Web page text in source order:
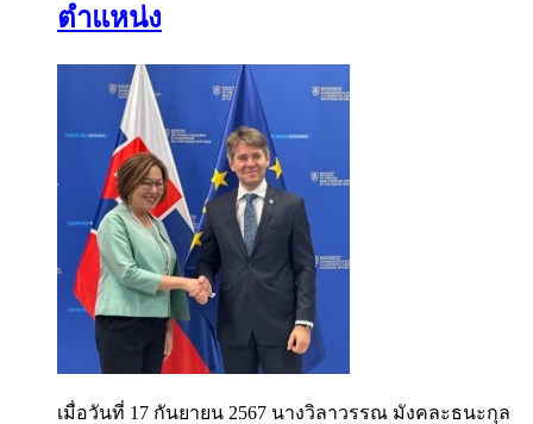
ตำแหน่ง
เมื่อวันที่ 17 กันยายน 2567 นางวิลาวรรณ มังคละธนะกุล